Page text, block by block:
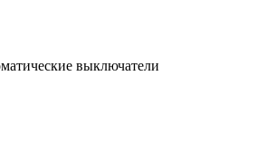
выключатели